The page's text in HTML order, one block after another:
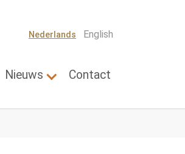
Nederlands English
Nieuws
Submenu for "Nieuws"
Contact